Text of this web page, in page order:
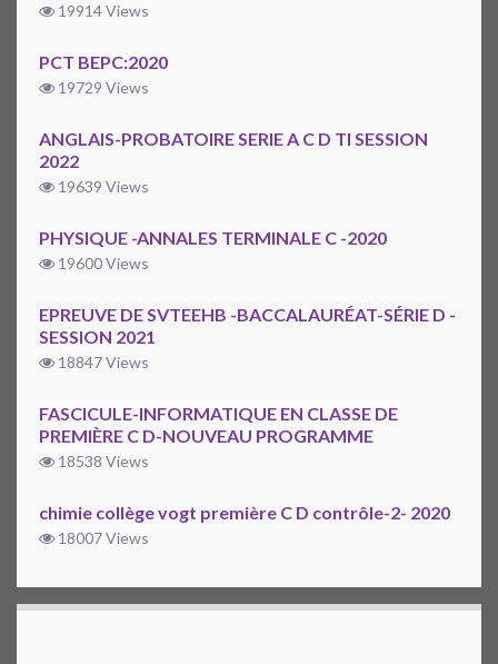
19914 Views
PCT BEPC:2020
19729 Views
ANGLAIS-PROBATOIRE SERIE A C D TI SESSION
2022
19639 Views
PHYSIQUE -ANNALES TERMINALE C -2020
19600 Views
EPREUVE DE SVTEEHB -BACCALAURÉAT-SÉRIE D -
SESSION 2021
18847 Views
FASCICULE-INFORMATIQUE EN CLASSE DE
PREMIÈRE C D-NOUVEAU PROGRAMME
18538 Views
chimie collège vogt première C D contrôle-2- 2020
18007 Views